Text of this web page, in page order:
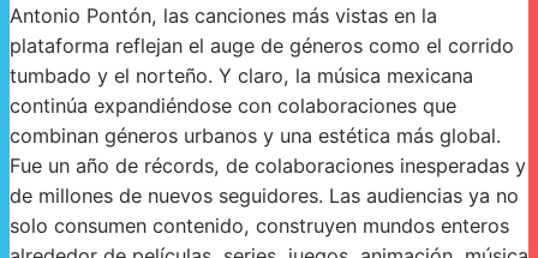
Antonio Pontón, las canciones más vistas en la
plataforma reflejan el auge de géneros como el corrido
tumbado y el norteño. Y claro, la música mexicana
continúa expandiéndose con colaboraciones que
combinan géneros urbanos y una estética más global.
Fue un año de récords, de colaboraciones inesperadas y
de millones de nuevos seguidores. Las audiencias ya no
solo consumen contenido, construyen mundos enteros